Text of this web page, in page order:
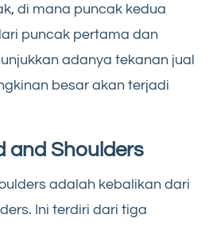
di mana puncak kedua
puncak pertama dan
adanya tekanan jual
besar akan terjadi
and Shoulders
adalah kebalikan dari
Ini terdiri dari tiga